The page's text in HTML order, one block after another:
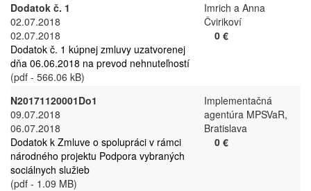
Dodatok č. 1
02.07.2018
02.07.2018
Dodatok č. 1 kúpnej zmluvy uzatvorenej
dňa 06.06.2018 na prevod nehnuteľností
(pdf - 566.06 kB)
Imrich a Anna
Čvirikoví
0 €
N20171120001Do1
09.07.2018
06.07.2018
Dodatok k Zmluve o spolupráci v rámci
národného projektu Podpora vybraných
sociálnych služieb
(pdf - 1.09 MB)
Implementačná
agentúra MPSVaR,
Bratislava
0 €